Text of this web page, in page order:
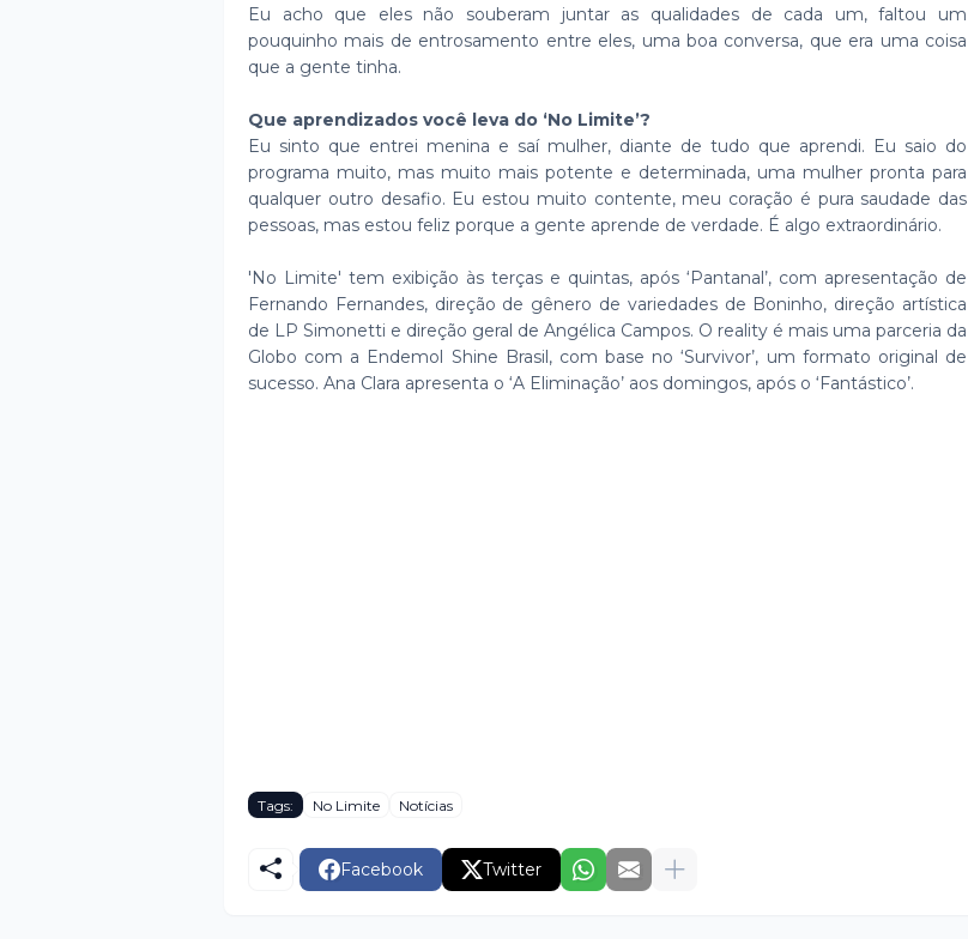
Eu acho que eles não souberam juntar as qualidades de cada um, faltou um
pouquinho mais de entrosamento entre eles, uma boa conversa, que era uma coisa
que a gente tinha.
Que aprendizados você leva do ‘No Limite’?
Eu sinto que entrei menina e saí mulher, diante de tudo que aprendi. Eu saio do
programa muito, mas muito mais potente e determinada, uma mulher pronta para
qualquer outro desafio. Eu estou muito contente, meu coração é pura saudade das
pessoas, mas estou feliz porque a gente aprende de verdade. É algo extraordinário.
'No Limite' tem exibição às terças e quintas, após ‘Pantanal’, com apresentação de
Fernando Fernandes, direção de gênero de variedades de Boninho, direção artística
de LP Simonetti e direção geral de Angélica Campos. O reality é mais uma parceria da
Globo com a Endemol Shine Brasil, com base no ‘Survivor’, um formato original de
sucesso. Ana Clara apresenta o ‘A Eliminação’ aos domingos, após o ‘Fantástico’.
Tags: No Limite Notícias
Facebook Twitter